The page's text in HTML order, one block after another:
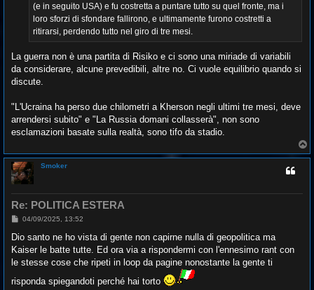
(e in seguito USA) e fu costretta a puntare tutto su quel fronte, ma i
loro sforzi di sfondare fallirono, e ultimamente furono costretti a
ritirarsi, perdendo tutto nel giro di tre mesi.
La guerra non è una partita di Risiko e ci sono una miriade di variabili
da considerare, alcune prevedibili, altre no. Ci vuole equilibrio quando si
discute.
"L'Ucraina ha perso due chilometri a Kherson negli ultimi tre mesi, deve
arrendersi subito" e "La Russia domani collasserà", non sono
esclamazioni basate sulla realtà, sono tifo da stadio.
o
Smoker
Re: POLITICA ESTERA
M
s
a
g
o
04/09/2025, 13:52
Dio santo ne ho vista di gente non capirne nulla di geopolitica ma
Kaiser le batte tutte. Ed ora via a rispondermi con l'ennesimo rant con
le stesse cose che ripeti in loop da pagine nonostante la gente ti
risponda spiegandoti perché hai torto